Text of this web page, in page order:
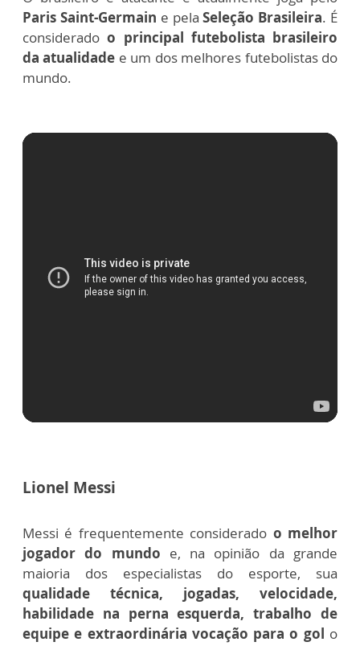
Paris Saint-Germain e pelaSeleção Brasileira. É
consideradoo principal futebolista brasileiro
da atualidade e um dos melhores futebolistas do
mundo.
Lionel Messi
Messi é frequentemente considerado o melhor
jogador do mundo e, na opinião da grande
maioria dos especialistas do esporte, sua
qualidade técnica, jogadas, velocidade,
habilidade na perna esquerda, trabalho de
equipe e extraordinária vocação para o gol o